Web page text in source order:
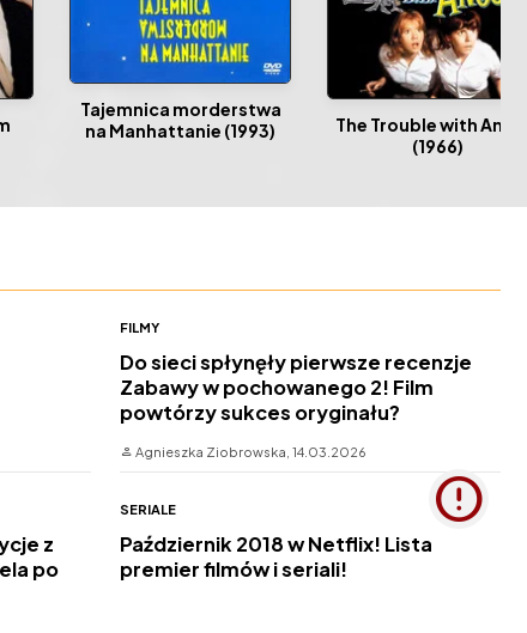
Tajemnica morderstwa
na Manhattanie (1993)
The Trouble with
(1966)
FILMY
Do sieci spłynęły pierwsze recenzje
Zabawy w pochowanego 2! Film
powtórzy sukces oryginału?
Agnieszka Ziobrowska, 14.03.2026
z
po
SERIALE
Październik 2018 w Netflix! Lista
premier filmów i seriali!